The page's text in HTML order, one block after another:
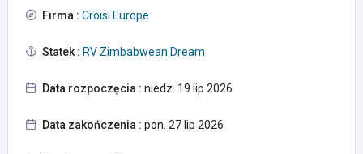
Firma : Croisi Europe
Statek : RV Zimbabwean Dream
Data rozpoczęcia : niedz. 19 lip 2026
Data zakończenia : pon. 27 lip 2026